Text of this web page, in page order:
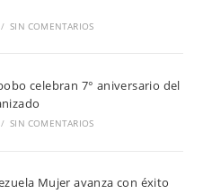
/ SIN COMENTARIOS
celebran 7° aniversario del
/ SIN COMENTARIOS
Mujer avanza con éxito